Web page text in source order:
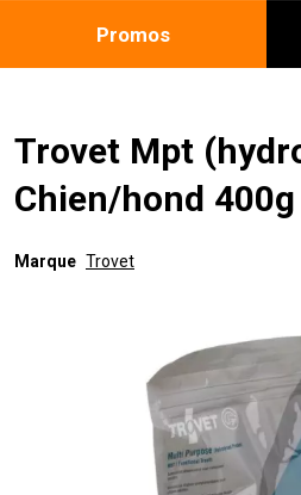
Promos
Trovet Mpt
Chien/hond
Marque Trovet